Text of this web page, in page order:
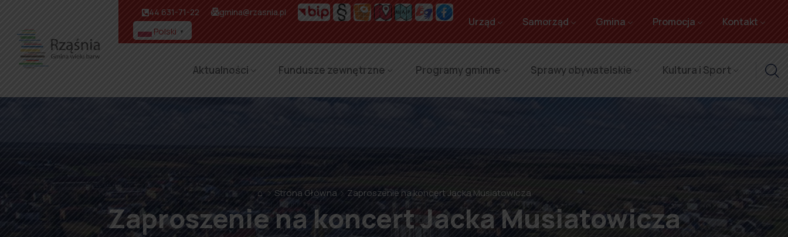
44 631-71-22 gmina@rzasnia.pl
Polski ▼
Urząd Samorząd Gmina Promocja Kontakt
Aktualności Fundusze zewnętrzne Programy gminne Sprawy obywatelskie Kultura i Sport
⌂ Strona Główna Zaproszenie na koncert Jacka Musiatowicza
Zaproszenie na koncert Jacka Musiatowicza